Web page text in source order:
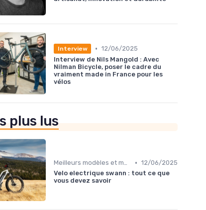
Interview • 12/06/2025
Interview de Nils Mangold : Avec
Nilman Bicycle, poser le cadre du
vraiment made in France pour les
vélos
plus lus
Meilleurs modèles et marques • 12/06/2025
Velo electrique swann : tout ce que
vous devez savoir